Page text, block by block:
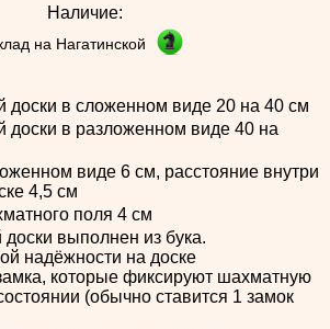
Наличие:
на Нагатинской
доски в сложенном виде 20 на 40 см
доски в разложенном виде 40 на
виде 6 см, расстояние внутри
4,5 см
поля 4 см
выполнен из бука.
надёжности на доске
которые фиксируют шахматную
(обычно ставится 1 замок